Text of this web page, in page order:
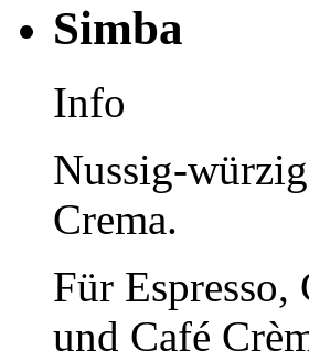
Simba
Info
Nussig-
Crema.
Für
und Café